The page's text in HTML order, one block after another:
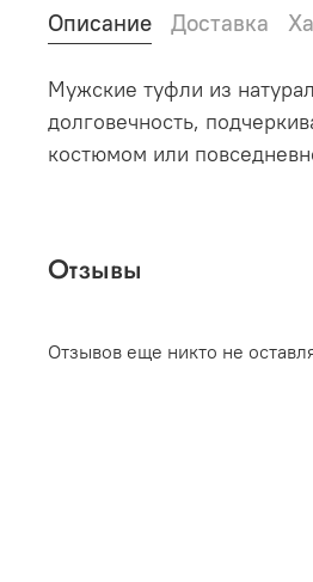
Описание Доставка
Мужские туфли из
долговечность,
костюмом или
Отзывы
Отзывов еще никто не